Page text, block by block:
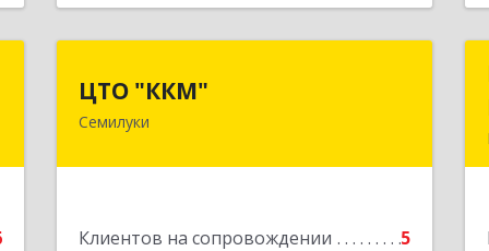
ЦТО "ККМ"
Семилуки
Клиентов на сопровождении 5